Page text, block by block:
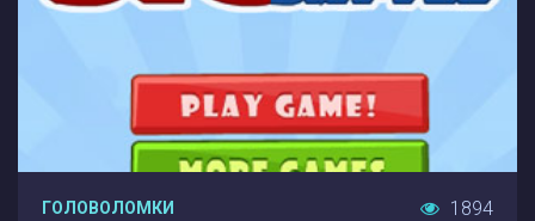
ГОЛОВОЛОМКИ 1894